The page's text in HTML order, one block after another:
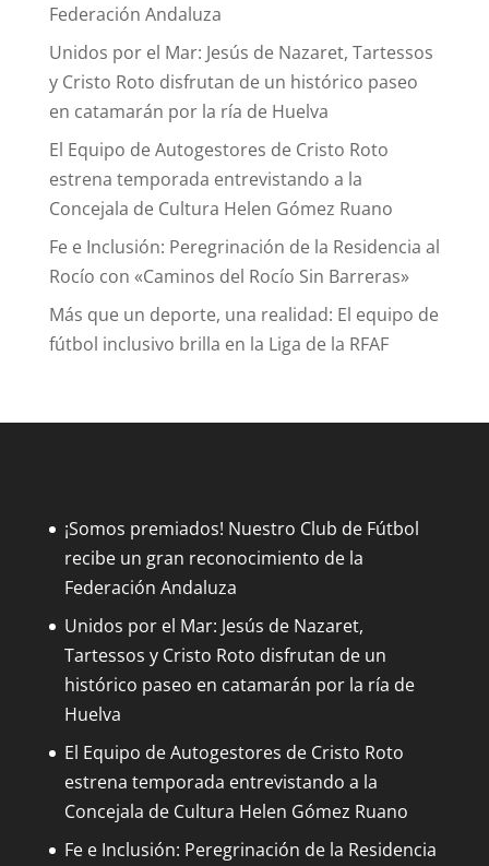
Federación Andaluza
Unidos por el Mar: Jesús de Nazaret, Tartessos
y Cristo Roto disfrutan de un histórico paseo
en catamarán por la ría de Huelva
El Equipo de Autogestores de Cristo Roto
estrena temporada entrevistando a la
Concejala de Cultura Helen Gómez Ruano
Fe e Inclusión: Peregrinación de la Residencia al
Rocío con «Caminos del Rocío Sin Barreras»
Más que un deporte, una realidad: El equipo de
fútbol inclusivo brilla en la Liga de la RFAF
¡Somos premiados! Nuestro Club de Fútbol
recibe un gran reconocimiento de la
Federación Andaluza
Unidos por el Mar: Jesús de Nazaret,
Tartessos y Cristo Roto disfrutan de un
histórico paseo en catamarán por la ría de
Huelva
El Equipo de Autogestores de Cristo Roto
estrena temporada entrevistando a la
Concejala de Cultura Helen Gómez Ruano
Fe e Inclusión: Peregrinación de la Residencia